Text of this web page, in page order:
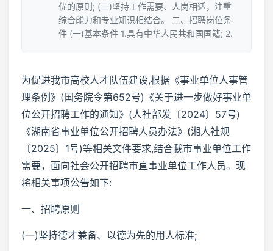
优的原则; (三)坚持工作需要、人岗相适，注重
综合能力和专业知识相结合。 二、招聘岗位条
件 (一)基本条件 1.具有中华人民共和国国籍; 2.
为促进我市高校人才队伍建设,根据《事业单位人事管
理条例》(国务院令第652号)《关于进一步做好事业单
位公开招聘工作的通知》(人社部发〔2024〕57号)
《湖南省事业单位公开招聘人员办法》(湘人社规
〔2025〕1号)等相关文件要求,结合我市事业单位工作
需要，面向社会公开招聘市直事业单位工作人员。现
将相关事项公告如下:
一、招聘原则
(一)坚持德才兼备、以德为先的用人标准;